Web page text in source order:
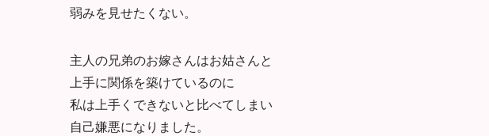
弱みを見せたくない。
主人の兄弟のお嫁さんはお姑さんと
上手に関係を築けているのに
私は上手くできないと比べてしまい
自己嫌悪になりました。